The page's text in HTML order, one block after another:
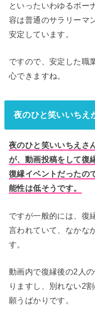
といったいわゆるボー
容は普通のサラリーマ
安定しています。
ですので、安定した職
心できますね。
夜のひと笑いいちえ
夜のひと笑いいちえさ
が、動画投稿をして復
復縁イベントだったの
能性は低そうです。
ですが一般的には、復
言われていて、なかな
す。
動画内で復縁後の2人
りますし、別れない2
願うばかりです。